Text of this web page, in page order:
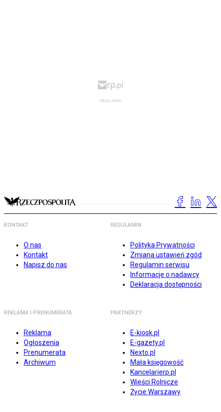
KONTAKT
O nas
Kontakt
Napisz do nas
REGULAMIN
Polityka Prywatności
Zmiana ustawień zgód
Regulamin serwisu
Informacje o nadawcy
Deklaracja dostępności
REKLAMA I PRENUMERATA
Reklama
Ogłoszenia
Prenumerata
Archiwum
PARTNERZY
E-kiosk.pl
E-gazety.pl
Nexto.pl
Mała księgowość
Kancelarierp.pl
Wieści Rolnicze
Życie Warszawy